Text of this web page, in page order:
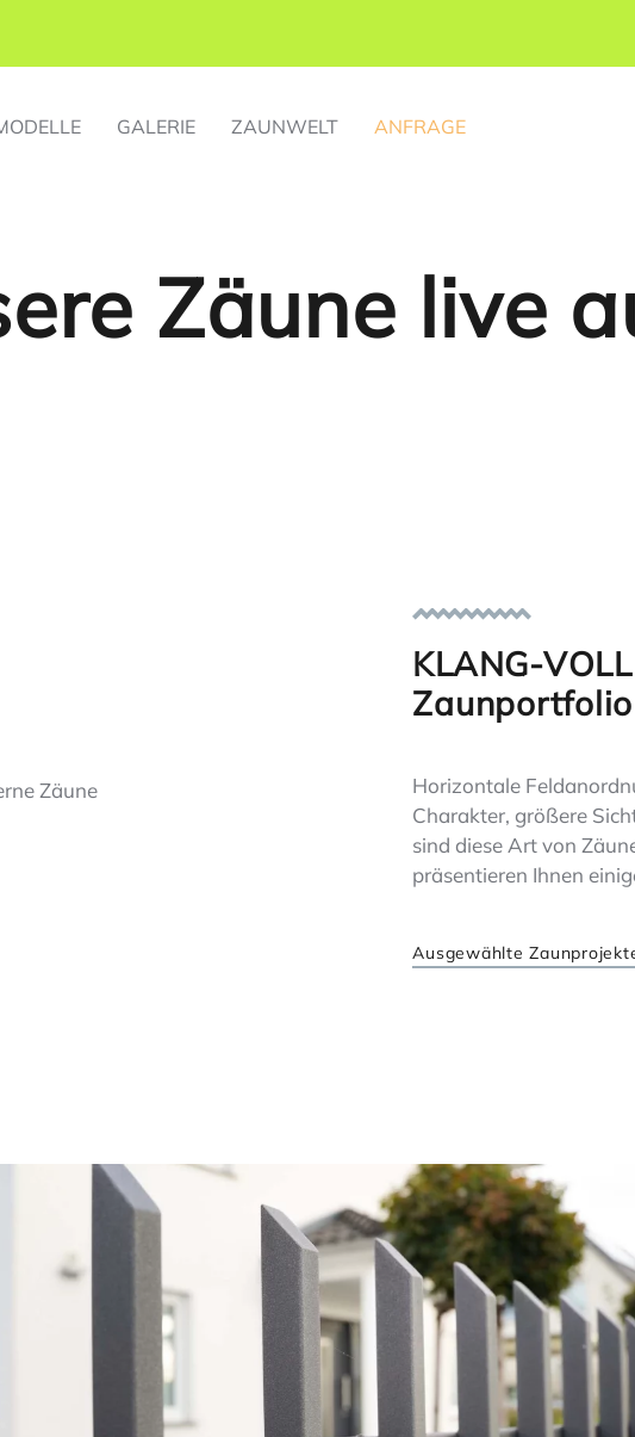
GALERIE ZAUNWELT ANFRAGE
Zäune live
KLANG-VOLL
Zaunportfolio
Horizontale
Charakter, größere
sind diese Art von
präsentieren Ihnen
Ausgewählte